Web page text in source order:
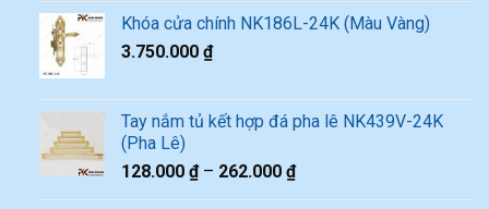
Khóa cửa chính NK186L-24K (Màu Vàng)
3.750.000 ₫
Tay nắm tủ kết hợp đá pha lê NK439V-24K
(Pha Lê)
128.000 ₫– 262.000 ₫